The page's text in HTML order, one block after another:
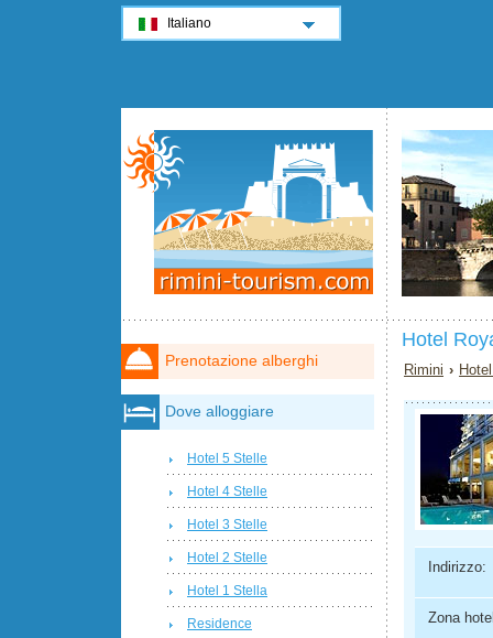
Hotel
Rimini ›
Indirizzo:
Zona
Prenotazione alberghi
Dove alloggiare
Hotel 5 Stelle
Hotel 4 Stelle
Hotel 3 Stelle
Hotel 2 Stelle
Hotel 1 Stella
Residence
Italiano